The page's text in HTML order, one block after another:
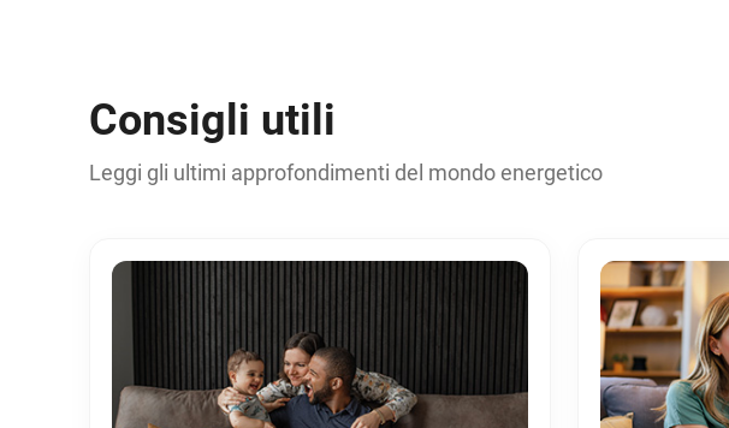
Consigli utili
Leggi gli ultimi approfondimenti del mondo energetico